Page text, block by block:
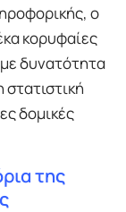
ο
κορυφαίες
δυνατότητα
δομικές
της